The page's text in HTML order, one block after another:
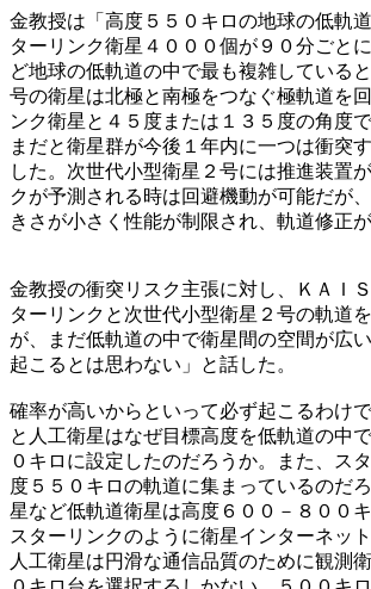
金教授は「高度５５０キロの地球の低軌
ターリンク衛星４０００個が９０分ごと
ど地球の低軌道の中で最も複雑している
号の衛星は北極と南極をつなぐ極軌道を
ンク衛星と４５度または１３５度の角度
まだと衛星群が今後１年内に一つは衝突
した。次世代小型衛星２号には推進装置
クが予測される時は回避機動が可能だが
きさが小さく性能が制限され、軌道修正が
金教授の衝突リスク主張に対し、ＫＡＩ
ターリンクと次世代小型衛星２号の軌道
が、まだ低軌道の中で衛星間の空間が広
起こるとは思わない」と話した。
確率が高いからといって必ず起こるわけ
と人工衛星はなぜ目標高度を低軌道の中
０キロに設定したのだろうか。また、ス
度５５０キロの軌道に集まっているのだ
星など低軌道衛星は高度６００－８００
スターリンクのように衛星インターネッ
人工衛星は円滑な通信品質のために観測